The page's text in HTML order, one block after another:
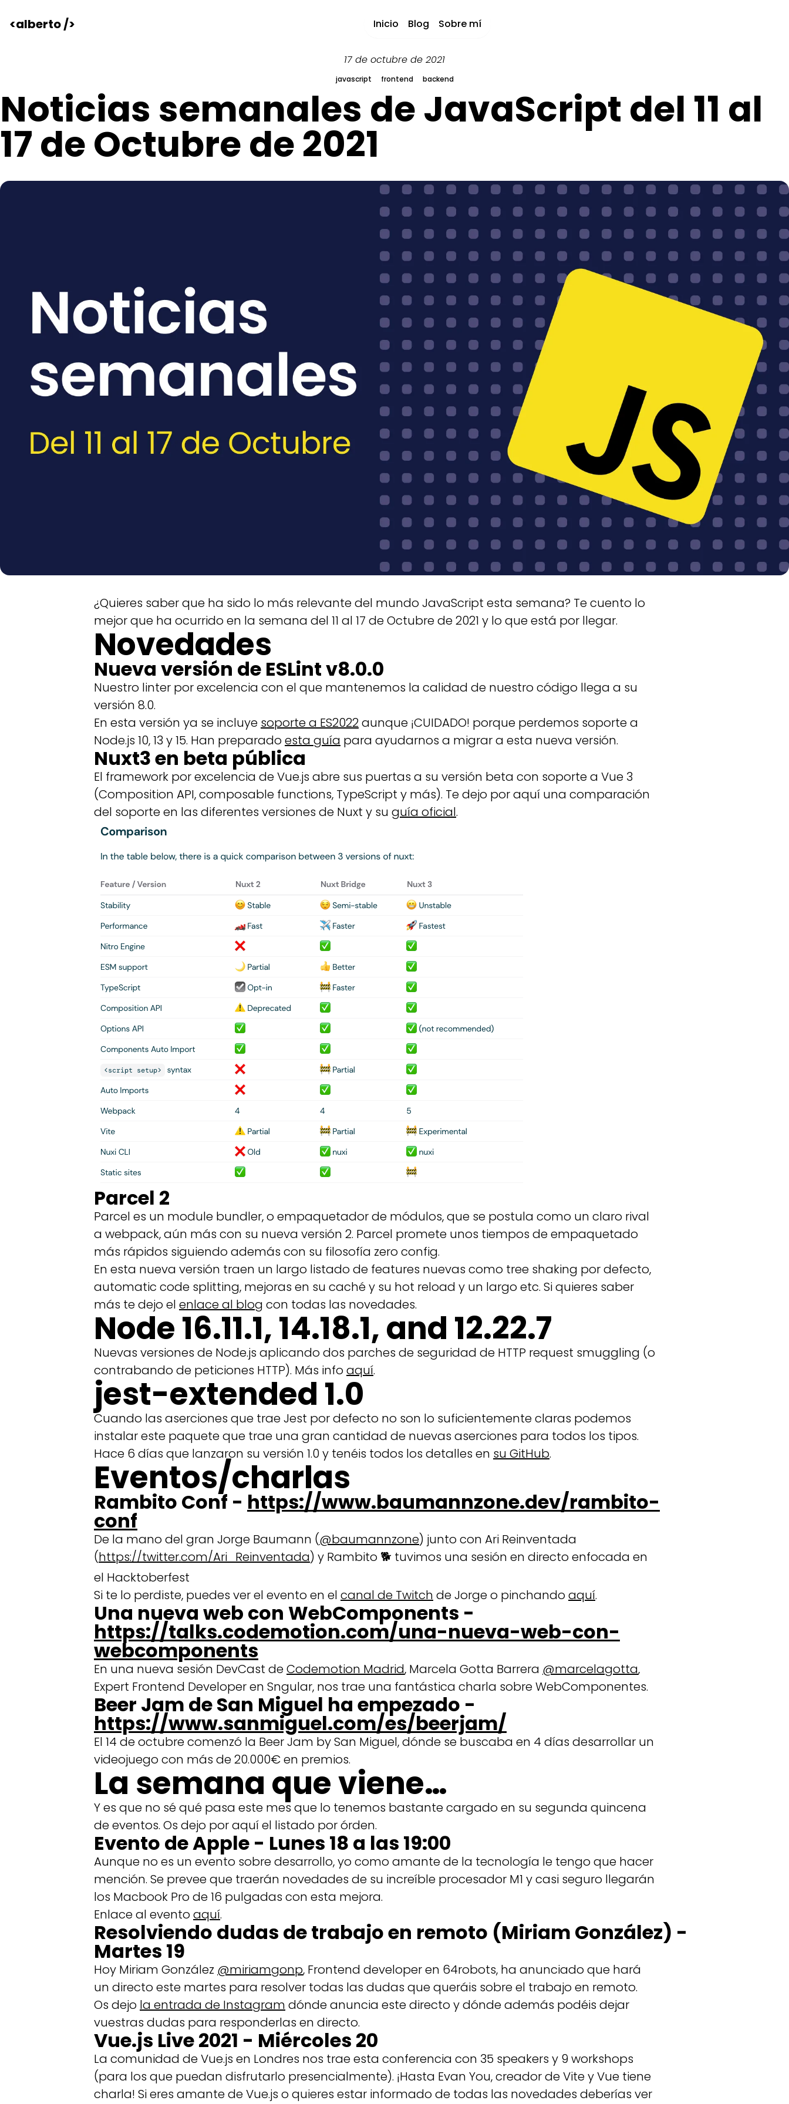
<alberto /> Inicio Blog Sobre mí
17 de octubre de 2021
javascript frontend backend
Noticias semanales de JavaScript del 11 al
17 de Octubre de 2021
¿Quieres saber que ha sido lo más relevante del mundo JavaScript esta semana? Te cuento lo
mejor que ha ocurrido en la semana del 11 al 17 de Octubre de 2021 y lo que está por llegar.
Novedades
Nueva versión de ESLint v8.0.0
Nuestro linter por excelencia con el que mantenemos la calidad de nuestro código llega a su
versión 8.0.
En esta versión ya se incluye soporte a ES2022aunque ¡CUIDADO! porque perdemos soporte a
Node.js 10, 13 y 15. Han preparado esta guía para ayudarnos a migrar a esta nueva versión.
Nuxt3 en beta pública
El framework por excelencia de Vue.js abre sus puertas a su versión beta con soporte a Vue 3
(Composition API, composable functions, TypeScript y más). Te dejo por aquí una comparación
del soporte en las diferentes versiones de Nuxt y su guía oficial.
Parcel 2
Parcel es un module bundler, o empaquetador de módulos, que se postula como un claro rival
a webpack, aún más con su nueva versión 2. Parcel promete unos tiempos de empaquetado
más rápidos siguiendo además con su filosofía zero config.
En esta nueva versión traen un largo listado de features nuevas como tree shaking por defecto,
automatic code splitting, mejoras en su caché y su hot reload y un largo etc. Si quieres saber
más te dejo el enlace al blog con todas las novedades.
Node 16.11.1, 14.18.1, and 12.22.7
Nuevas versiones de Node.js aplicando dos parches de seguridad de HTTP request smuggling (o
contrabando de peticiones HTTP). Más info aquí.
jest-extended 1.0
Cuando las aserciones que trae Jest por defecto no son lo suficientemente claras podemos
instalar este paquete que trae una gran cantidad de nuevas aserciones para todos los tipos.
Hace 6 días que lanzaron su versión 1.0 y tenéis todos los detalles en su GitHub.
Eventos/charlas
Rambito Conf - https://www.baumannzone.dev/rambito-
conf
De la mano del gran Jorge Baumann (@baumannzone) junto con Ari Reinventada
(https://twitter.com/Ari_Reinventada) y Rambito 🐕 tuvimos una sesión en directo enfocada en
el Hacktoberfest
Si te lo perdiste, puedes ver el evento en el canal de Twitch de Jorge o pinchando aquí.
Una nueva web con WebComponents -
https://talks.codemotion.com/una-nueva-web-con-
webcomponents
En una nueva sesión DevCast deCodemotion Madrid, Marcela Gotta Barrera @marcelagotta,
Expert Frontend Developer en Sngular, nos trae una fantástica charla sobre WebComponentes.
Beer Jam de San Miguel ha empezado -
https://www.sanmiguel.com/es/beerjam/
El 14 de octubre comenzó la Beer Jam by San Miguel, dónde se buscaba en 4 días desarrollar un
videojuego con más de 20.000€ en premios.
La semana que viene…
Y es que no sé qué pasa este mes que lo tenemos bastante cargado en su segunda quincena
de eventos. Os dejo por aquí el listado por órden.
Evento de Apple - Lunes 18 a las 19:00
Aunque no es un evento sobre desarrollo, yo como amante de la tecnología le tengo que hacer
mención. Se prevee que traerán novedades de su increíble procesador M1 y casi seguro llegarán
los Macbook Pro de 16 pulgadas con esta mejora.
Enlace al evento aquí.
Resolviendo dudas de trabajo en remoto (Miriam González) -
Martes 19
Hoy Miriam González @miriamgonp, Frontend developer en 64robots, ha anunciado que hará
un directo este martes para resolver todas las dudas que queráis sobre el trabajo en remoto.
Os dejo la entrada de Instagram dónde anuncia este directo y dónde además podéis dejar
vuestras dudas para responderlas en directo.
Vue.js Live 2021 - Miércoles 20
La comunidad de Vue.js en Londres nos trae esta conferencia con 35 speakers y 9 workshops
(para los que puedan disfrutarlo presencialmente). ¡Hasta Evan You, creador de Vite y Vue tiene
charla! Si eres amante de Vue.js o quieres estar informado de todas las novedades deberías ver